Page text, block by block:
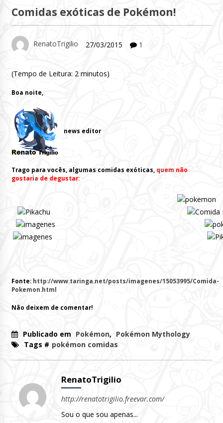
Comidas exóticas de Pokémon!
RenatoTrigilio 27/03/2015 1
(Tempo de Leitura: 2 minutos)
Boa noite,
news editor
Trago para vocês, algumas comidas exóticas, quem não
gostaria de degustar:
Fonte: http://www.taringa.net/posts/imagenes/15053995/Comida-
Pokemon.html
Não deixem de comentar!
Publicado em Pokémon, Pokémon Mythology
Tags # pokémon comidas
RenatoTrigilio
http://renatotrigilio.freevar.com/
Sou o que sou apenas...